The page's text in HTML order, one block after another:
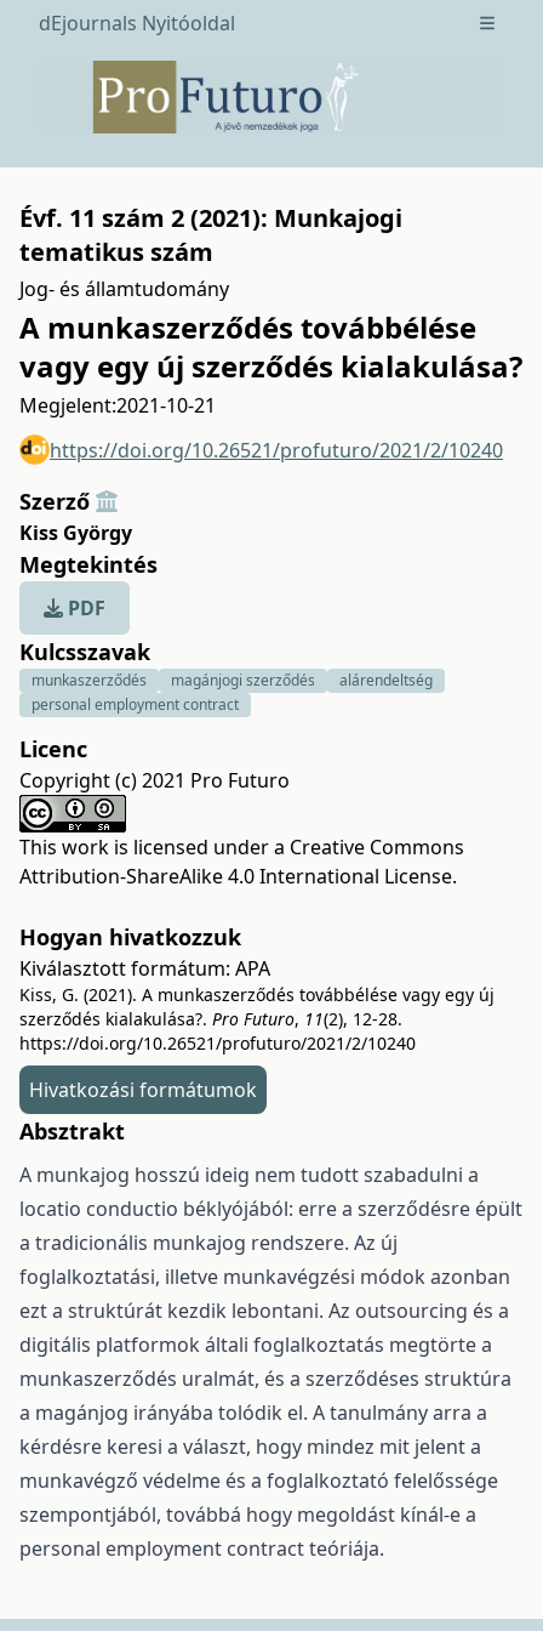
dEjournals Nyitóoldal Open
Évf. 11 szám 2 (2021): Munkajogi
tematikus szám
Jog- és államtudomány
A munkaszerződés továbbélése
vagy egy új szerződés kialakulása?
Megjelent:2021-10-21
https://doi.org/10.26521/profuturo/2021/2/10240
Szerző
Kiss György
Megtekintés
PDF
Kulcsszavak
munkaszerződés magánjogi szerződés
alárendeltség
personal employment contract
Licenc
Copyright (c) 2021 Pro Futuro
This work is licensed under a Creative Commons
Attribution-ShareAlike 4.0 International License.
Hogyan hivatkozzuk
Kiválasztott formátum: APA
Kiss, G. (2021). A munkaszerződés továbbélése vagy egy új
szerződés kialakulása?. Pro Futuro, 11(2), 12-28.
https://doi.org/10.26521/profuturo/2021/2/10240
Hivatkozási formátumok
Absztrakt
A munkajog hosszú ideig nem tudott szabadulni a
locatio conductio béklyójából: erre a szerződésre épült
a tradicionális munkajog rendszere. Az új
foglalkoztatási, illetve munkavégzési módok azonban
ezt a struktúrát kezdik lebontani. Az outsourcing és a
digitális platformok általi foglalkoztatás megtörte a
munkaszerződés uralmát, és a szerződéses struktúra
a magánjog irányába tolódik el. A tanulmány arra a
kérdésre keresi a választ, hogy mindez mit jelent a
munkavégző védelme és a foglalkoztató felelőssége
szempontjából, továbbá hogy megoldást kínál-e a
personal employment contract teóriája.